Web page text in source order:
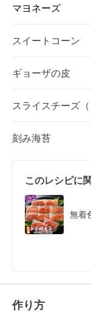
マヨネーズ
スイートコーン
ギョーザの皮
スライスチーズ（
刻み海苔
このレシピに
無着
作り方